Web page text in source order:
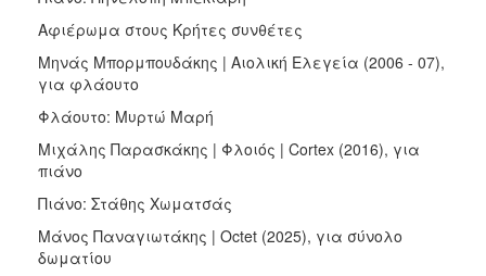
Αφιέρωμα στους Κρήτες συνθέτες
Μηνάς Μπορμπουδάκης | Αιολική Ελεγεία (2006 - 07),
για φλάουτο
Φλάουτο: Μυρτώ Μαρή
Μιχάλης Παρασκάκης | Φλοιός | Cortex (2016), για
πιάνο
Πιάνο: Στάθης Χωματσάς
Μάνος Παναγιωτάκης | Octet (2025), για σύνολο
δωματίου